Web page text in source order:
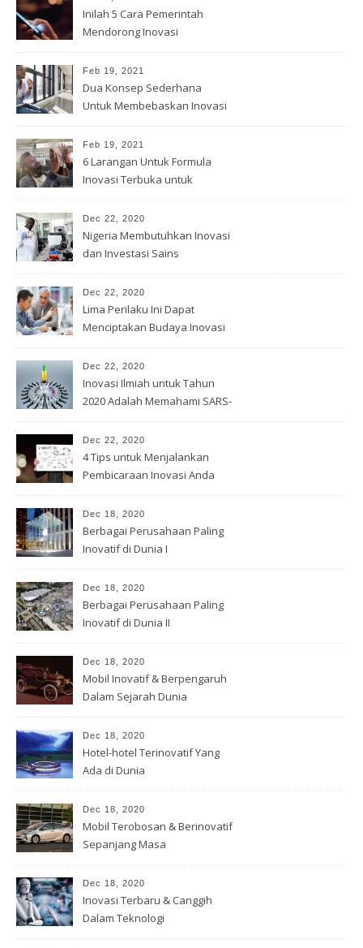
Inilah 5 Cara Pemerintah
Mendorong Inovasi
Feb 19, 2021
Dua Konsep Sederhana
Untuk Membebaskan Inovasi
Feb 19, 2021
6 Larangan Untuk Formula
Inovasi Terbuka untuk
Dec 22, 2020
Nigeria Membutuhkan Inovasi
dan Investasi Sains
Dec 22, 2020
Lima Perilaku Ini Dapat
Menciptakan Budaya Inovasi
Dec 22, 2020
Inovasi Ilmiah untuk Tahun
2020 Adalah Memahami SARS-
Dec 22, 2020
4 Tips untuk Menjalankan
Pembicaraan Inovasi Anda
Dec 18, 2020
Berbagai Perusahaan Paling
Inovatif di Dunia I
Dec 18, 2020
Berbagai Perusahaan Paling
Inovatif di Dunia II
Dec 18, 2020
Mobil Inovatif & Berpengaruh
Dalam Sejarah Dunia
Dec 18, 2020
Hotel-hotel Terinovatif Yang
Ada di Dunia
Dec 18, 2020
Mobil Terobosan & Berinovatif
Sepanjang Masa
Dec 18, 2020
Inovasi Terbaru & Canggih
Dalam Teknologi